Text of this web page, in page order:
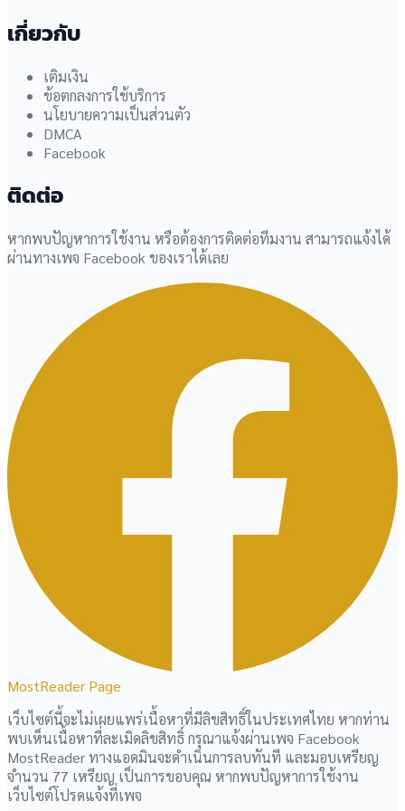
เกี่ยวกับ
เติมเงิน
ข้อตกลงการใช้บริการ
นโยบายความเป็นส่วนตัว
DMCA
Facebook
ติดต่อ
หากพบปัญหาการใช้งาน หรือต้องการติดต่อทีมงาน สามารถแจ้งได้
ผ่านทางเพจ Facebook ของเราได้เลย
MostReader Page
เว็บไซต์นี้จะไม่เผยแพร่เนื้อหาที่มีลิขสิทธิ์ในประเทศไทย หากท่าน
พบเห็นเนื้อหาที่ละเมิดลิขสิทธิ์ กรุณาแจ้งผ่านเพจ Facebook
MostReader ทางแอดมินจะดำเนินการลบทันที และมอบเหรียญ
จำนวน 77 เหรียญ เป็นการขอบคุณ หากพบปัญหาการใช้งาน
เว็บไซต์โปรดแจ้งที่เพจ